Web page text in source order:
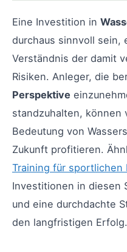
Eine Investition in
durchaus sinnvoll
Verständnis der damit
Risiken. Anleger, die
Perspektive
standzuhalten, können
Bedeutung von
Zukunft profitieren.
Training für sportlichen
Investitionen in diesen
und eine durchdachte
den langfristigen Erfolg.